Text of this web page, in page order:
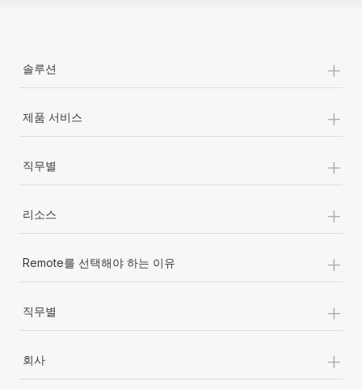
자세히 알아보기
Remote의 사명은 모든 규모의 기업이 전 세계 어디서든 업무에 가
입니다. 이를 위해 최근 몇 주 동안 새로운...
채용을 확장한 방법
에게는 흥미롭고 전문적인 비디오 제작이 어느 때보다 중요해졌습
니다. 그러나 대부분의 회사들은 그렇게 높은 품질의...
자세히 알아보기
솔루션 +
제품 서비스 +
직무별 +
리소스 +
Remote를 선택해야 하는 이유 +
직무별 +
회사 +